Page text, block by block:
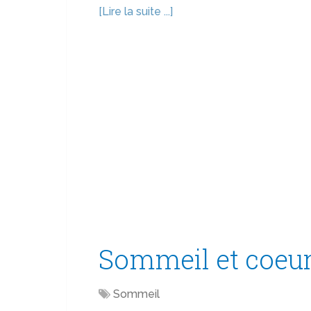
[Lire la suite ...]
Sommeil et
Sommeil